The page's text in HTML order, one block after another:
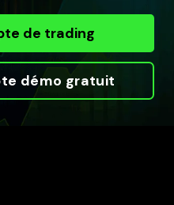
de trading
démo gratuit